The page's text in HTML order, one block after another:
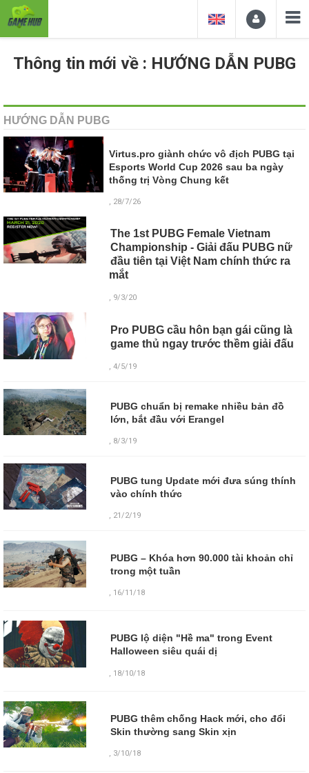
Thông tin mới về : HƯỚNG DẪN PUBG
HƯỚNG DẪN PUBG
Virtus.pro giành chức vô địch PUBG tại
Esports World Cup 2026 sau ba ngày
thống trị Vòng Chung kết
, 28/7/26
The 1st PUBG Female Vietnam
Championship - Giải đấu PUBG nữ
đầu tiên tại Việt Nam chính thức ra
mắt
, 9/3/20
Pro PUBG cầu hôn bạn gái cũng là
game thủ ngay trước thềm giải đấu
, 4/5/19
PUBG chuẩn bị remake nhiều bản đồ
lớn, bắt đầu với Erangel
, 8/3/19
PUBG tung Update mới đưa súng thính
vào chính thức
, 21/2/19
PUBG – Khóa hơn 90.000 tài khoản chỉ
trong một tuần
, 16/11/18
PUBG lộ diện "Hề ma" trong Event
Halloween siêu quái dị
18/10/18
PUBG thêm chống Hack mới, cho đổi
Skin thường sang Skin xịn
, 3/10/18